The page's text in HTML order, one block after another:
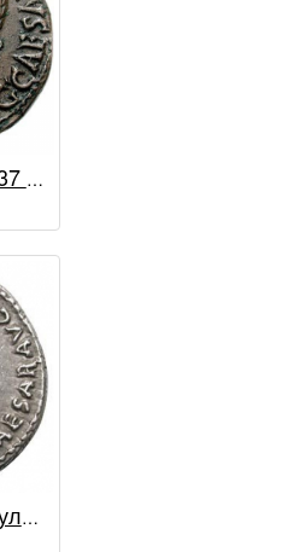
Асс / Калигула (37 - 41 гг.)
Денарий / Калигула (37 - 41 гг.)